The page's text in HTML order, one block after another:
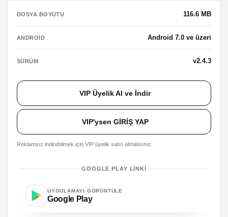
DOSYA BOYUTU 116.6 MB
ANDROID Android 7.0 ve üzeri
SÜRÜM v2.4.3
VIP Üyelik Al ve İndir
VIP'ysen GİRİŞ YAP
Reklamsız indirebilmek için VIP üyelik satın almalısınız.
GOOGLE PLAY LINKI
UYGULAMAYI GÖRÜNTÜLE
Google Play